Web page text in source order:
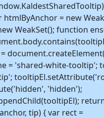
htmlByAnchor = new
WeakSet(); function
= 'shared-white-tooltip';
'hidden');
tip) { var rect =